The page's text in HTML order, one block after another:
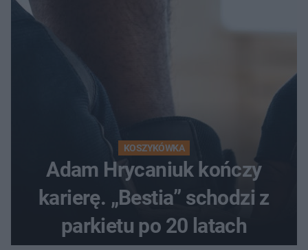
KOSZYKÓWKA
Adam Hrycaniuk kończy
karierę. „Bestia” schodzi z
parkietu po 20 latach